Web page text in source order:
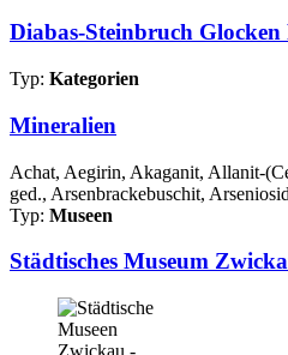
Diabas-Steinbruch
Typ: Kategorien
Mineralien
Achat, Aegirin, Akaganit, Allanit-
ged., Arsenbrackebuschit,
Typ: Museen
Städtisches Museum